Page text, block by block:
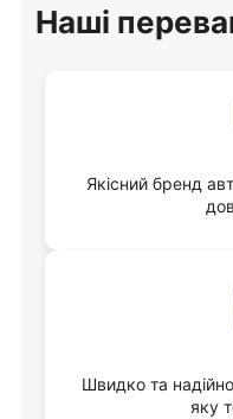
Наші
Якісний бренд
Швидко та
яку